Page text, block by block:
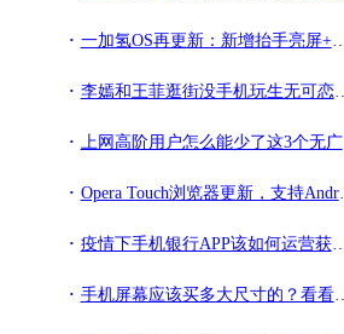
一加氢OS再更新：新增抬手亮屏+全新字体！!
李嫣和王菲逛街没手机玩生无可恋，李亚鹏和她逛街把她拍成公主!
上网高阶用户怎么能少了这3个无广告、安全免费的浏览器呢!
Opera Touch浏览器更新，支持Android 10暗黑模式!
疫情下手机银行APP该如何运营获客和活客？!
手机屏幕应该买多大尺寸的？看看大家的选择!